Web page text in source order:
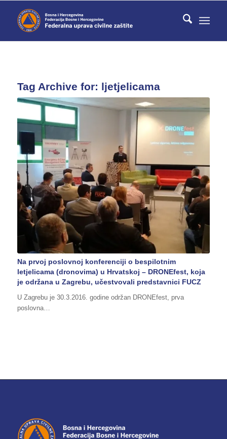
Tag Archive for: ljetjelicama
Na prvoj poslovnoj konferenciji o bespilotnim
letjelicama (dronovima) u Hrvatskoj – DRONEfest, koja
je održana u Zagrebu, učestvovali predstavnici FUCZ
U Zagrebu je 30.3.2016. godine održan DRONEfest, prva
poslovna…